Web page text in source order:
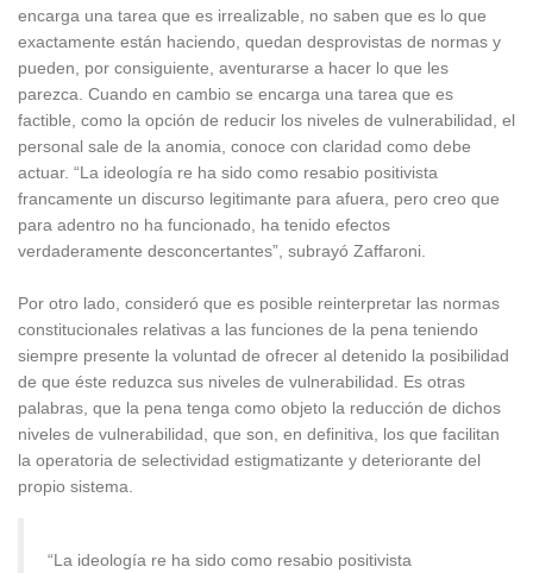
encarga una tarea que es irrealizable, no saben que es lo que
exactamente están haciendo, quedan desprovistas de normas y
pueden, por consiguiente, aventurarse a hacer lo que les
parezca. Cuando en cambio se encarga una tarea que es
factible, como la opción de reducir los niveles de vulnerabilidad, el
personal sale de la anomia, conoce con claridad como debe
actuar. “La ideología re ha sido como resabio positivista
francamente un discurso legitimante para afuera, pero creo que
para adentro no ha funcionado, ha tenido efectos
verdaderamente desconcertantes”, subrayó Zaffaroni.
Por otro lado, consideró que es posible reinterpretar las normas
constitucionales relativas a las funciones de la pena teniendo
siempre presente la voluntad de ofrecer al detenido la posibilidad
de que éste reduzca sus niveles de vulnerabilidad. Es otras
palabras, que la pena tenga como objeto la reducción de dichos
niveles de vulnerabilidad, que son, en definitiva, los que facilitan
la operatoria de selectividad estigmatizante y deteriorante del
propio sistema.
“La ideología re ha sido como resabio positivista